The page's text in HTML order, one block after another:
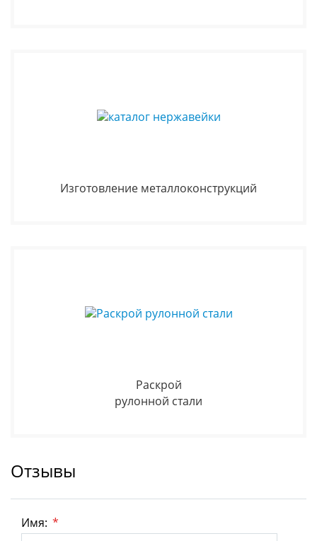
Изготовление металлоконструкций
Раскрой
рулонной стали
Отзывы
Имя: *